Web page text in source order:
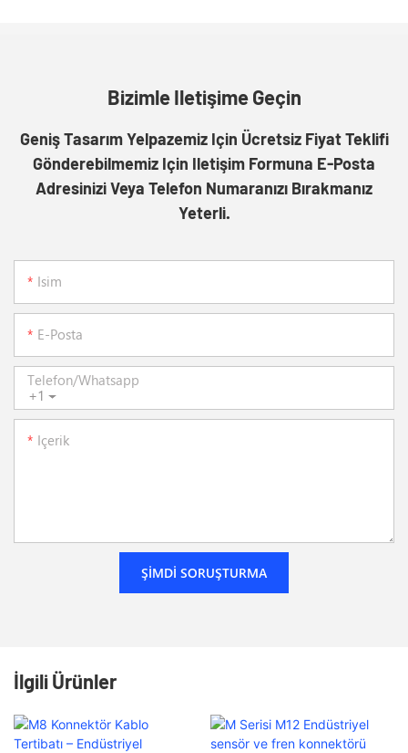
Bizimle Iletişime Geçin
Geniş Tasarım Yelpazemiz Için Ücretsiz Fiyat Teklifi
Gönderebilmemiz Için Iletişim Formuna E-Posta
Adresinizi Veya Telefon Numaranızı Bırakmanız
Yeterli.
Isim
E-Posta
+1
Telefon/whatsapp
Içerik
ŞIMDI SORUŞTURMA
İlgili Ürünler